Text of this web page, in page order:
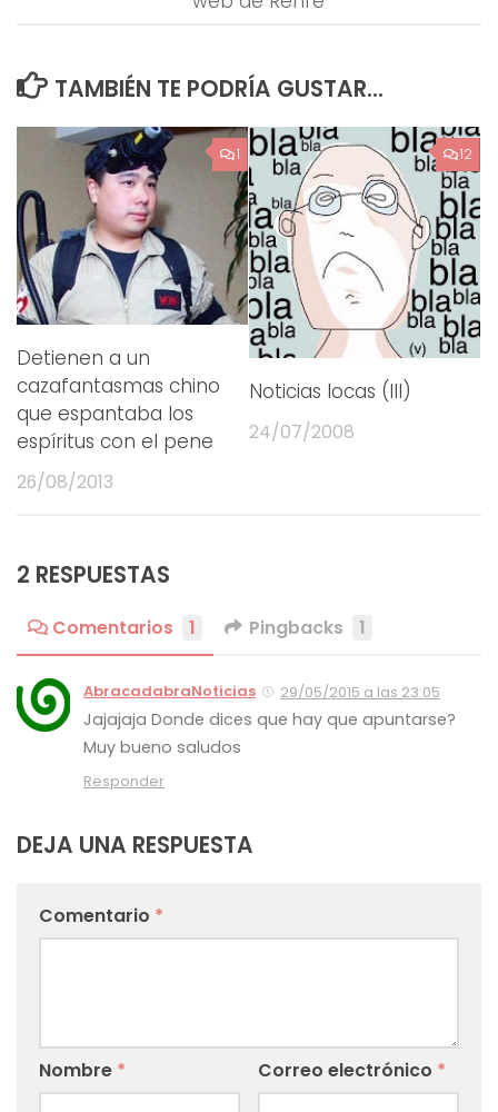
TAMBIÉN TE PODRÍA GUSTAR...
1
Detienen a un
cazafantasmas chino
que espantaba los
espíritus con el pene
26/08/2013
12
Noticias locas (III)
24/07/2008
2 RESPUESTAS
Comentarios 1 Pingbacks 1
AbracadabraNoticias 29/05/2015 a las 23:05
Jajajaja Donde dices que hay que apuntarse?
Muy bueno saludos
Responder
DEJA UNA RESPUESTA
Comentario *
Nombre * Correo electrónico *